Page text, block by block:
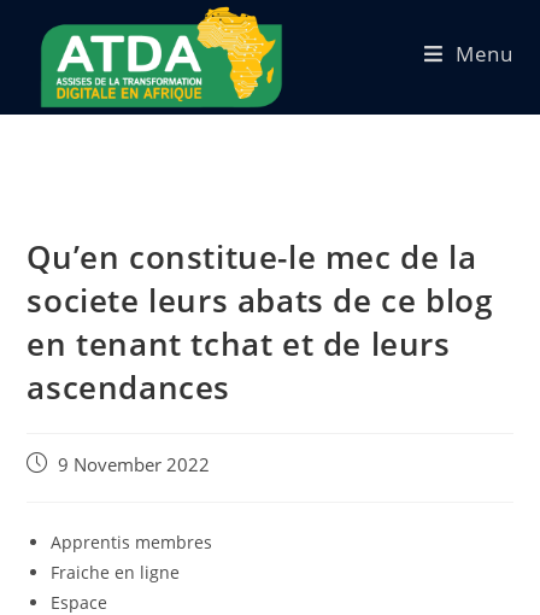
Menu
Qu’en constitue-le mec de la
societe leurs abats de ce blog
en tenant tchat et de leurs
ascendances
9 November 2022
Apprentis membres
Fraiche en ligne
Espace